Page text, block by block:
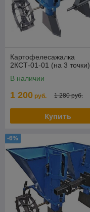
Картофелесажалка
2КСТ-01-01 (на 3 точки)
В наличии
1 200 руб. 1 280 руб.
Купить
-6%